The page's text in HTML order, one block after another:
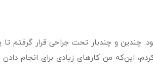
بود. چندین و چندبار تحت جراحی قرار گرفتم
من کارهای زیادی برای انجام دادن